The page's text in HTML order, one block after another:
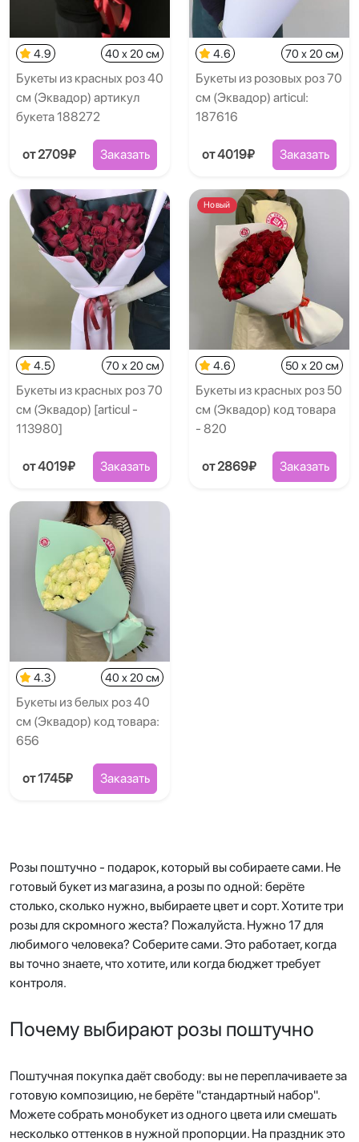
4.9 40 x 20 см
Букеты из красных роз 40
см (Эквадор) артикул
букета 188272
от 2709₽ Заказать
4.6 70 x 20 см
Букеты из розовых роз 70
см (Эквадор) articul:
187616
от 4019₽ Заказать
4.5 70 x 20 см
Букеты из красных роз 70
см (Эквадор) [articul -
113980]
от 4019₽ Заказать
Новый
4.6 50 x 20 см
Букеты из красных роз 50
см (Эквадор) код товара
- 820
от 2869₽ Заказать
4.3 40 x 20 см
Букеты из белых роз 40
см (Эквадор) код товара:
656
от 1745₽ Заказать
Розы поштучно - подарок, который вы собираете сами. Не
готовый букет из магазина, а розы по одной: берёте
столько, сколько нужно, выбираете цвет и сорт. Хотите три
розы для скромного жеста? Пожалуйста. Нужно 17 для
любимого человека? Соберите сами. Это работает, когда
вы точно знаете, что хотите, или когда бюджет требует
контроля.
Почему выбирают розы поштучно
Поштучная покупка даёт свободу: вы не переплачиваете за
готовую композицию, не берёте "стандартный набор".
Можете собрать монобукет из одного цвета или смешать
несколько оттенков в нужной пропорции. На праздник это